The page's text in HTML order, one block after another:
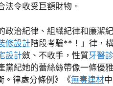
法令收受巨額財物。
政治紀律、組織紀律和廉潔
修設計階段考驗**！」律，
設計斂、不收手，性質牙醫
黨紀她的蕾絲絲帶像一條優
。律處分條例》《無毒建材